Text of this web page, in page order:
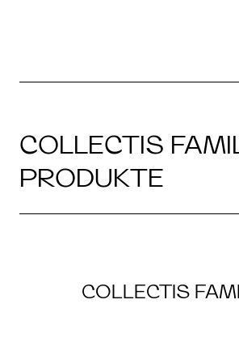
COLLECTIS
PRODUKTE
COLLECTIS